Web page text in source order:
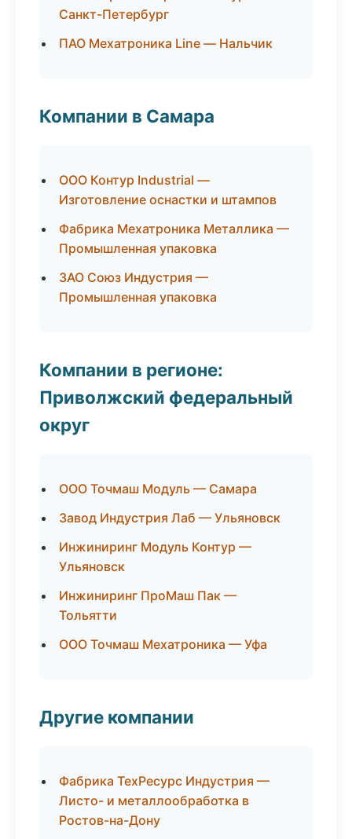
Санкт-Петербург
ПАО Мехатроника Line — Нальчик
Компании в Самара
ООО Контур Industrial —
Изготовление оснастки и штампов
Фабрика Мехатроника Металлика —
Промышленная упаковка
ЗАО Союз Индустрия —
Промышленная упаковка
Компании в регионе:
Приволжский федеральный
округ
ООО Точмаш Модуль — Самара
Завод Индустрия Лаб — Ульяновск
Инжиниринг Модуль Контур —
Ульяновск
Инжиниринг ПроМаш Пак —
Тольятти
ООО Точмаш Мехатроника — Уфа
Другие компании
Фабрика ТехРесурс Индустрия —
Листо- и металлообработка в
Ростов-на-Дону